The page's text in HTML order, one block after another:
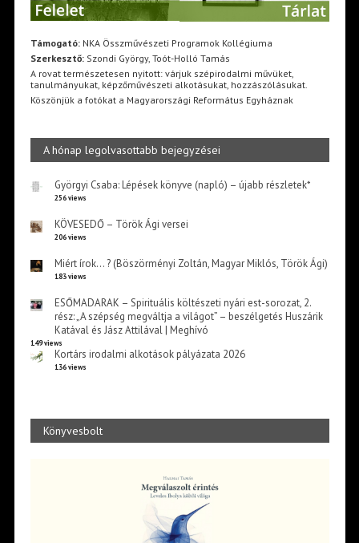
Támogató:NKA Összművészeti Programok Kollégiuma
Szerkesztő:Szondi György, Toót-Holló Tamás
A rovat természetesen nyitott: várjuk szépirodalmi művüket,
tanulmányukat, képzőművészeti alkotásukat, hozzászólásukat.
Köszönjük a fotókat a Magyarországi Református Egyháznak
A hónap legolvasottabb bejegyzései
Györgyi Csaba: Lépések könyve (napló) – újabb részletek*
256 views
KÖVESEDŐ – Török Ági versei
206 views
Miért írok… ? (Böszörményi Zoltán, Magyar Miklós, Török Ági)
183 views
ESŐMADARAK – Spirituális költészeti nyári est-sorozat, 2.
rész: „A szépség megváltja a világot” – beszélgetés Huszárik
Katával és Jász Attilával | Meghívó
149 views
Kortárs irodalmi alkotások pályázata 2026
136 views
Könyvesbolt